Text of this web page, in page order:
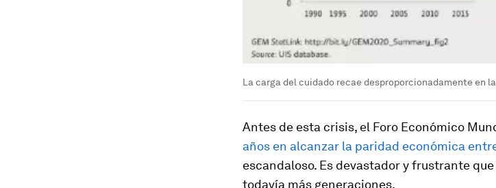
La carga del cuidado recae desproporcionadamente en
Antes de esta crisis, el Foro Económico
años en alcanzar la paridad económica
escandaloso. Es devastador y frustrante
todavía más generaciones.